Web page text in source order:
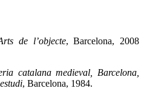
de l’objecte, Barcelona, 2008
catalana medieval, Barcelona,
, Barcelona, 1984.